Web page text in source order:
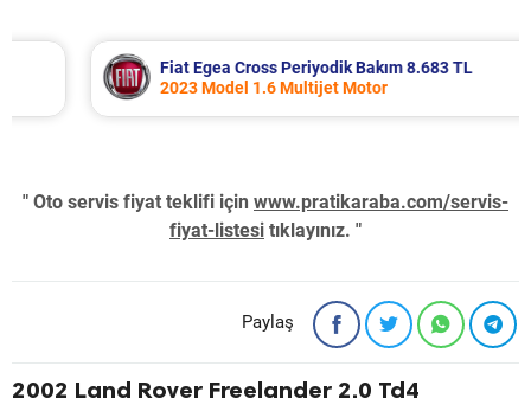
Fiat Egea Cross Periyodik Bakım 8.683 TL
2023 Model 1.6 Multijet Motor
" Oto servis fiyat teklifi için www.pratikaraba.com/servis-
fiyat-listesi tıklayınız. "
Paylaş
2002 Land Rover Freelander 2.0 Td4